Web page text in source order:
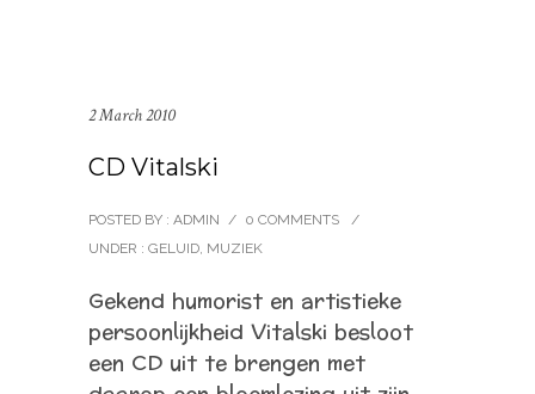
2 March 2010
CD Vitalski
POSTED BY : ADMIN / 0 COMMENTS
/
UNDER : GELUID, MUZIEK
Gekend humorist en artistieke
persoonlijkheid Vitalski besloot
een CD uit te brengen met